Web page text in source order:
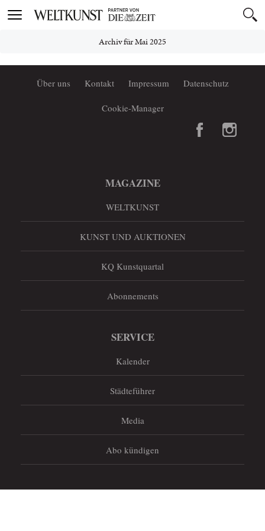
Toggle
Archiv für Mai 2025
Über uns Kontakt Impressum Datenschutz
Cookie-Manager
MAGAZINE
WELTKUNST
KUNST UND AUKTIONEN
KQ Kunstquartal
Abonnements
SERVICE
Kalender
Städteführer
Media
Abo kündigen